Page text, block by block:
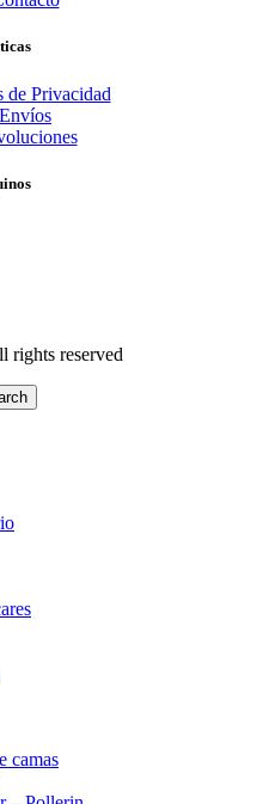
de Privacidad
Envíos
rights reserved
camas